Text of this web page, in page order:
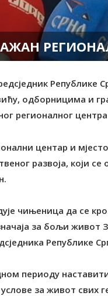
Републике
одборницима и
регионалног
центар и
развоја, који
чињеница да се
за бољи живот
Републике
периоду
за живот